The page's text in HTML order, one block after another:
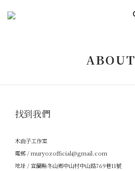
ABOUT
找到我們
木由子工作室
電郵 / muryozofficial@gmail.com
地址 / 宜蘭縣冬山鄉中山村中山路769巷11號